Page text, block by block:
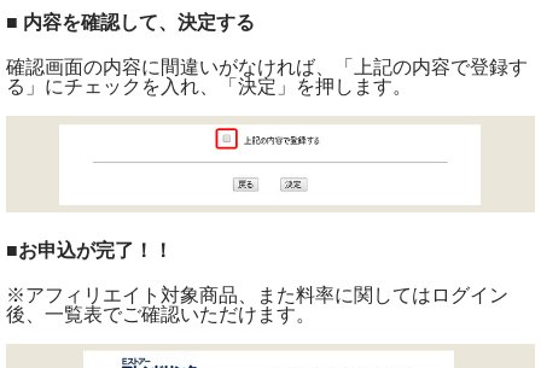
■ 内容を確認して、決定する
確認画面の内容に間違いがなければ、「上記の内容で登録す
る」にチェックを入れ、「決定」を押します。
■お申込が完了！！
※アフィリエイト対象商品、また料率に関してはログイン
後、一覧表でご確認いただけます。